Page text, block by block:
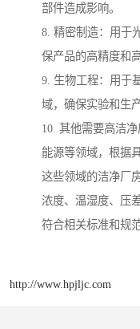
部件造成影响。
8. 精密制造：用于
保产品的高精度和
9. 生物工程：用于
域，确保实验和生
10. 其他需要高洁
能源等领域，根据
这些领域的洁净厂
浓度、温湿度、压
符合相关标准和规范
http://www.hpjljc.com